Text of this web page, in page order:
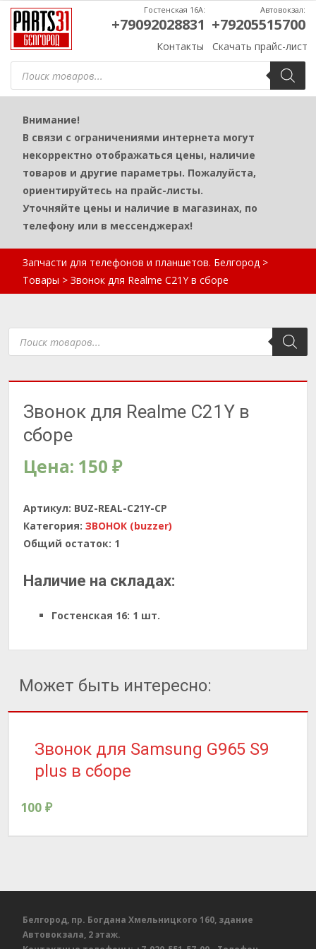
Поиск
товаров
Контакты Скачать прайс-лист
Гостенская 16А:
+79092028831
Автовокзал:
+79205515700
Внимание!
В связи с ограничениями интернета могут
некорректно отображаться цены, наличие
товаров и другие параметры. Пожалуйста,
ориентируйтесь на прайс-листы.
Уточняйте цены и наличие в магазинах, по
телефону или в мессенджерах!
Запчасти для телефонов и планшетов. Белгород >
Товары > Звонок для Realme C21Y в сборе
Поиск
товаров
Звонок для Realme C21Y в
сборе
Цена: 150 ₽
Артикул: BUZ-REAL-C21Y-CP
Категория: ЗВОНОК (buzzer)
Общий остаток: 1
Наличие на складах:
Гостенская 16: 1 шт.
Может быть интересно:
Звонок для Samsung G965 S9
plus в сборе
100 ₽
Белгород, пр. Богдана Хмельницкого 160, здание
Автовокзала, 2 этаж.